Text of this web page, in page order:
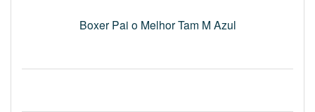
Boxer Pai o Melhor Tam M Azul